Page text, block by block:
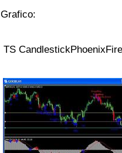
Grafico:
TS